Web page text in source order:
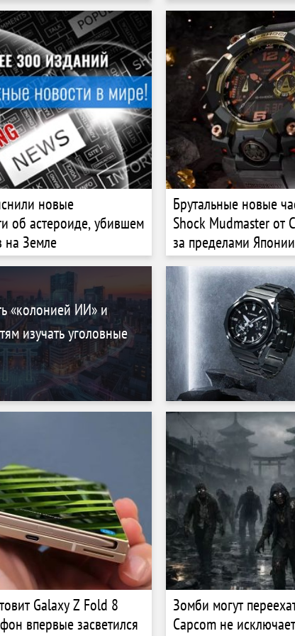
Way of the Sword
новые
об астероиде, убившем
на Земле
Брутальные новые
Shock Mudmaster от
за пределами
корпус, сапфировое
топовые материалы
«колонией ИИ» и
изучать уголовные
Galaxy Z Fold 8
впервые засветился
Зомби могут
Capcom не